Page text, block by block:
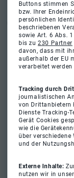
Buttons stimmen
bzw. Ihrer
persönlichen
beschriebenen
sowie Art. 6 Abs.
bis zu230 Partner
davon, dass mit
außerhalb der EU
verarbeitet werden
Tracking durch
journalistischen
von Drittanbietern
Dienste Tracking-
Gerät Cookies
wie die
über verschiedene
und der
Externe Inhalte:
nutzen wir in